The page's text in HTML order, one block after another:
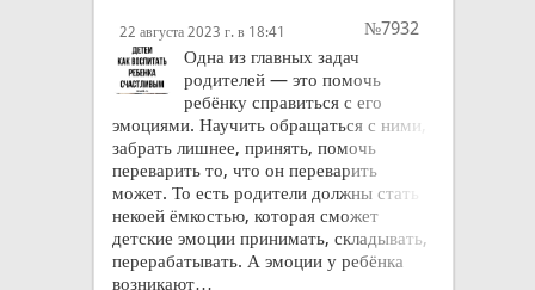
22 августа 2023 г. в 18:41
№7932
Одна из главных задач
родителей — это помочь
ребёнку справиться с его
эмоциями. Научить обращаться с ними,
забрать лишнее, принять, помочь
переварить то, что он переварить
может. То есть родители должны стать
некоей ёмкостью, которая сможет
детские эмоции принимать, складывать,
перерабатывать. А эмоции у ребёнка
возникают…